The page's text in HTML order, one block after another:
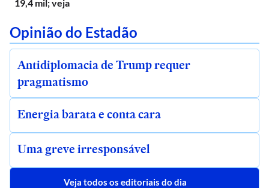
19,4 mil; veja
Opinião do Estadão
Antidiplomacia de Trump requer
pragmatismo
Energia barata e conta cara
Uma greve irresponsável
Veja todos os editoriais do dia